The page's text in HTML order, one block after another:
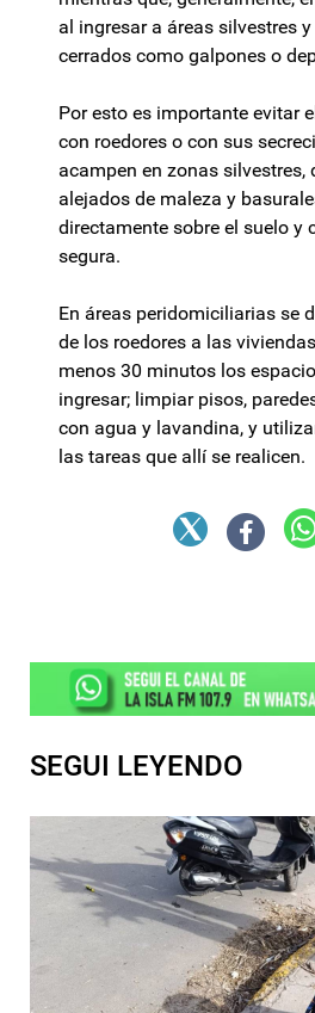
al ingresar a áreas silvestres
cerrados como galpones o
Por esto es importante evitar
con roedores o con sus
acampen en zonas silvestres,
alejados de maleza y
directamente sobre el suelo y
segura.
En áreas peridomiciliarias se
de los roedores a las
menos 30 minutos los
ingresar; limpiar pisos,
con agua y lavandina, y
las tareas que allí se realicen.
SEGUI LEYENDO